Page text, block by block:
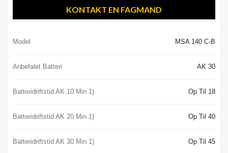
KONTAKT EN FAGMAND
Model MSA 140 C-B
Anbefalet Batteri AK 30
Batteridriftstid AK 10 Min 1) Op Til 18
Batteridriftstid AK 20 Min 1) Op Til 40
Batteridriftstid AK 30 Min 1) Op Til 45